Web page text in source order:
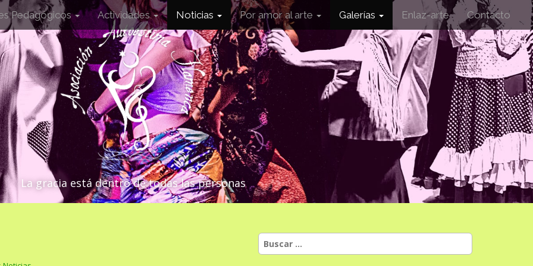
Pedagógicos Actividades Noticias Por amor al arte Galerías Enlaz-arte Contacto
La gracia está dentro de todas las personas
Buscar: